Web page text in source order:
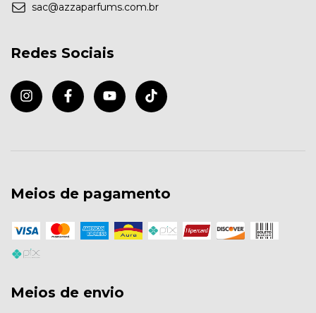
sac@azzaparfums.com.br
Redes Sociais
Meios de pagamento
Meios de envio